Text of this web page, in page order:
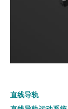
直线导轨